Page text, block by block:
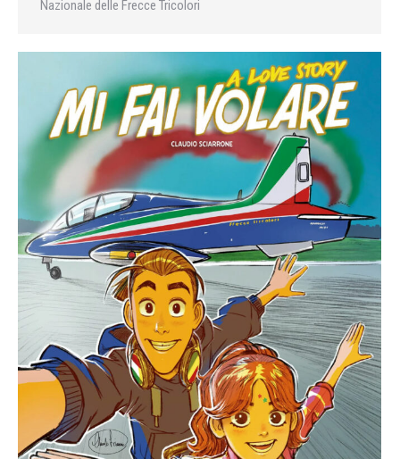
Nazionale delle Frecce Tricolori